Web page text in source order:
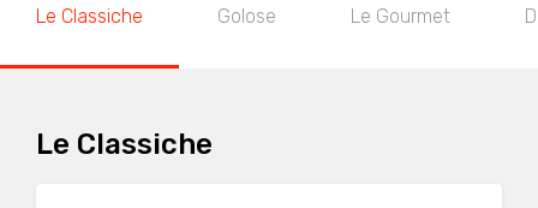
Le Classiche Golose Le Gourmet
Le Classiche